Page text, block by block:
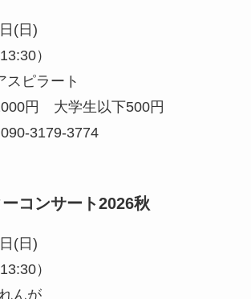
(日)
）
ピラート
円 大学生以下500円
3179-3774
コンサート2026秋
(日)
）
んが